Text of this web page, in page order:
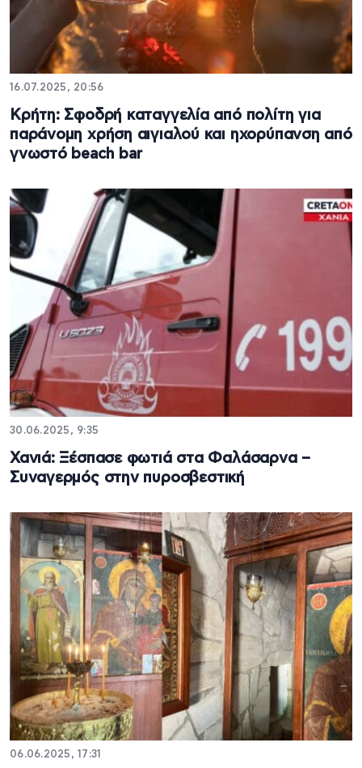
16.07.2025, 20:56
Κρήτη: Σφοδρή καταγγελία από πολίτη για
παράνομη χρήση αιγιαλού και ηχορύπανση από
γνωστό beach bar
30.06.2025, 9:35
Χανιά: Ξέσπασε φωτιά στα Φαλάσαρνα –
Συναγερμός στην πυροσβεστική
06.06.2025, 17:31